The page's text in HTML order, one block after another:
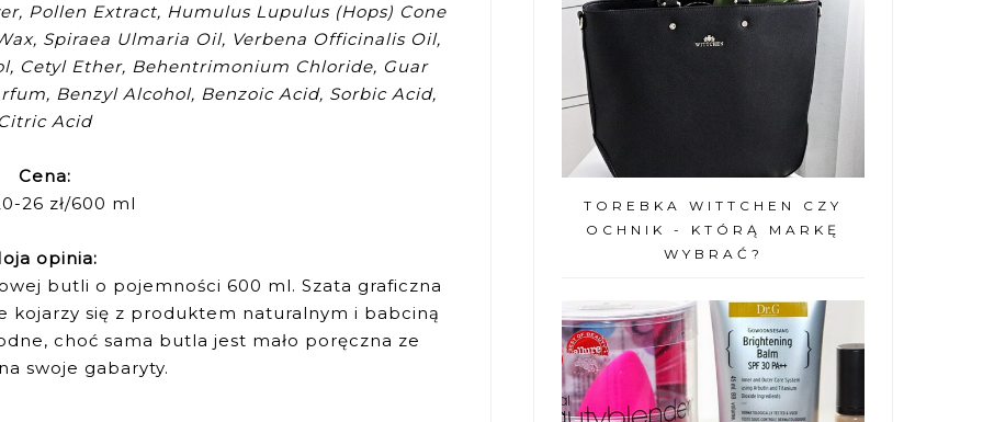
Pollen Extract, Humulus Lupulus (Hops) Cone
Spiraea Ulmaria Oil, Verbena Officinalis Oil,
Cetyl Ether, Behentrimonium Chloride, Guar
Benzyl Alcohol, Benzoic Acid, Sorbic Acid,
Acid
Cena:
26 zł/600 ml
opinia:
butli o pojemności 600 ml. Szata graficzna
kojarzy się z produktem naturalnym i babciną
choć sama butla jest mało poręczna ze
swoje gabaryty.
TOREBKA WITTCHEN CZY
OCHNIK - KTÓRĄ MARKĘ
WYBRAĆ?